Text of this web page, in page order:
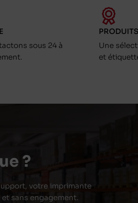
sous 24 à
Une
et
?
votre imprimante
sans engagement.